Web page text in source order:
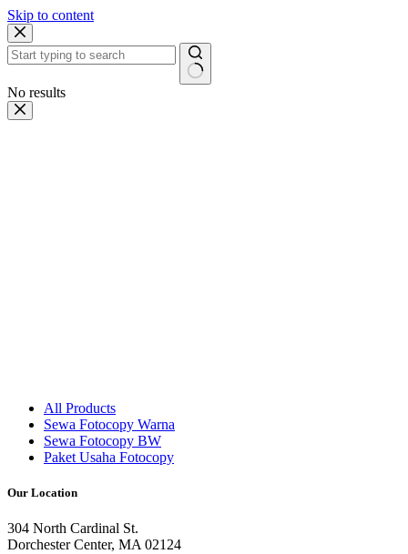
Skip to content
No results
All Products
Sewa Fotocopy Warna
Sewa Fotocopy BW
Paket Usaha Fotocopy
Our Location
304 North Cardinal St.
Dorchester Center, MA 02124